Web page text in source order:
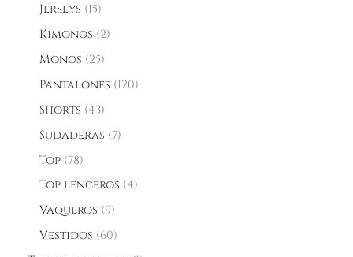
Jerseys 15
Kimonos 2
Monos 25
Pantalones 120
Shorts 43
Sudaderas 7
Top 78
Top lenceros 4
Vaqueros 9
Vestidos 60